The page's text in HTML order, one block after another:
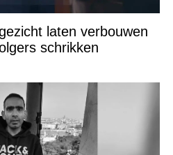
laten verbouwen
schrikken